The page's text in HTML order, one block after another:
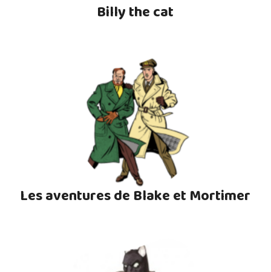
Billy the cat
Les aventures de Blake et Mortimer